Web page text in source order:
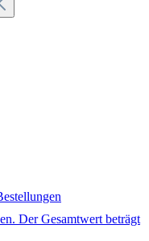
Der Gesamtwert beträgt